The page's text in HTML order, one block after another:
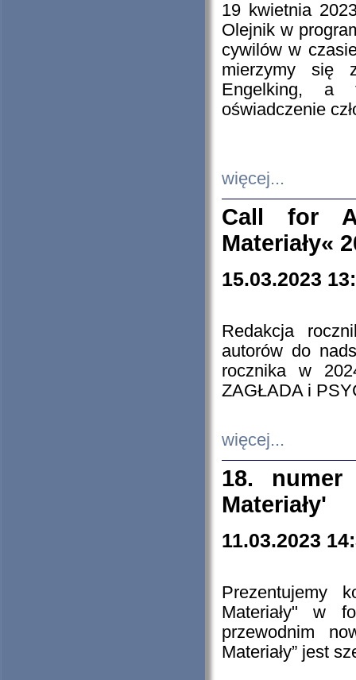
19 kwietnia
Olejnik w
cywilów w
mierzymy się
Engelking, a
oświadczenie
więcej...
Call for
Materiały«
15.03.2023
Redakcja
autorów do
rocznika w
ZAGŁADA i
więcej...
18. numer
Materiały'
11.03.2023
Prezentujemy
Materiały" w
przewodnim
Materiały” jest